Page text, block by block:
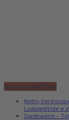
Neueste Beiträge
Netto-
Ludwigsfelde
Stadtradeln –